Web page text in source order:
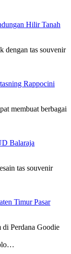
Hilir Tanah
dengan tas souvenir
Rappocini
membuat berbagai
Balaraja
tas souvenir
Timur Pasar
di Perdana Goodie